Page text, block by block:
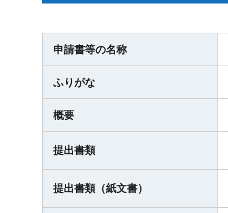
申請書等の名称
ふりがな
概要
提出書類
提出書類（紙文書）